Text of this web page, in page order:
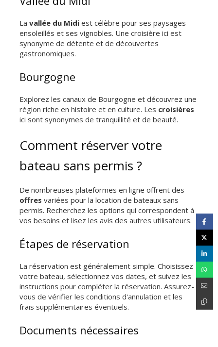
La vallée du Midi est célèbre pour ses paysages
ensoleillés et ses vignobles. Une croisière ici est
synonyme de détente et de découvertes
gastronomiques.
Bourgogne
Explorez les canaux de Bourgogne et découvrez une
région riche en histoire et en culture. Les croisières
ici sont synonymes de tranquillité et de beauté.
Comment réserver votre
bateau sans permis ?
De nombreuses plateformes en ligne offrent des
offres variées pour la location de bateaux sans
permis. Recherchez les options qui correspondent à
vos besoins et lisez les avis des autres utilisateurs.
Étapes de réservation
La réservation est généralement simple. Choisissez
votre bateau, sélectionnez vos dates, et suivez les
instructions pour compléter la réservation. Assurez-
vous de vérifier les conditions d'annulation et les
frais supplémentaires éventuels.
Documents nécessaires